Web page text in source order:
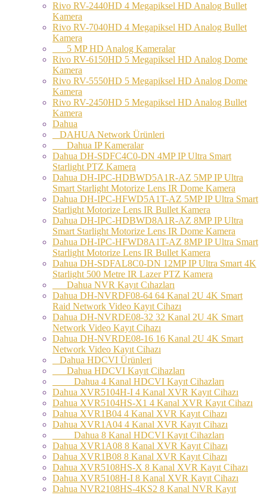
Rivo RV-2440HD 4 Megapiksel HD Analog Bullet
Kamera
Rivo RV-7040HD 4 Megapiksel HD Analog Bullet
Kamera
5 MP HD Analog Kameralar
Rivo RV-6150HD 5 Megapiksel HD Analog Dome
Kamera
Rivo RV-5550HD 5 Megapiksel HD Analog Dome
Kamera
Rivo RV-2450HD 5 Megapiksel HD Analog Bullet
Kamera
Dahua
DAHUA Network Ürünleri
Dahua IP Kameralar
Dahua DH-SDFC4C0-DN 4MP IP Ultra Smart
Starlight PTZ Kamera
Dahua DH-IPC-HDBWD5A1R-AZ 5MP IP Ultra
Smart Starlight Motorize Lens IR Dome Kamera
Dahua DH-IPC-HFWD5A1T-AZ 5MP IP Ultra Smart
Starlight Motorize Lens IR Bullet Kamera
Dahua DH-IPC-HDBWD8A1R-AZ 8MP IP Ultra
Smart Starlight Motorize Lens IR Dome Kamera
Dahua DH-IPC-HFWD8A1T-AZ 8MP IP Ultra Smart
Starlight Motorize Lens IR Bullet Kamera
Dahua DH-SDFAL8C0-DN 12MP IP Ultra Smart 4K
Starlight 500 Metre IR Lazer PTZ Kamera
Dahua NVR Kayıt Cıhazları
Dahua DH-NVRDF08-64 64 Kanal 2U 4K Smart
Raid Network Video Kayıt Cihazı
Dahua DH-NVRDE08-32 32 Kanal 2U 4K Smart
Network Video Kayıt Cihazı
Dahua DH-NVRDE08-16 16 Kanal 2U 4K Smart
Network Video Kayıt Cihazı
Dahua HDCVI Ürünleri
Dahua HDCVI Kayıt Cihazları
Dahua 4 Kanal HDCVI Kayıt Cihazları
Dahua XVR5104H-I 4 Kanal XVR Kayıt Cihazı
Dahua XVR5104HS-X1 4 Kanal XVR Kayıt Cihazı
Dahua XVR1B04 4 Kanal XVR Kayıt Cihazı
Dahua XVR1A04 4 Kanal XVR Kayıt Cihazı
Dahua 8 Kanal HDCVI Kayıt Cihazları
Dahua XVR1A08 8 Kanal XVR Kayıt Cihazı
Dahua XVR1B08 8 Kanal XVR Kayıt Cihazı
Dahua XVR5108HS-X 8 Kanal XVR Kayıt Cihazı
Dahua XVR5108H-I 8 Kanal XVR Kayıt Cihazı
Dahua NVR2108HS-4KS2 8 Kanal NVR Kayıt